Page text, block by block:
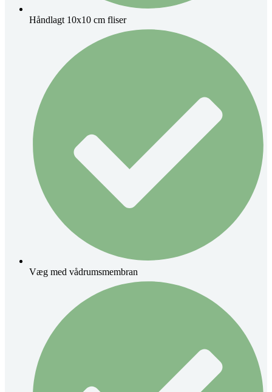
Håndlagt 10x10 cm fliser
Væg med vådrumsmembran